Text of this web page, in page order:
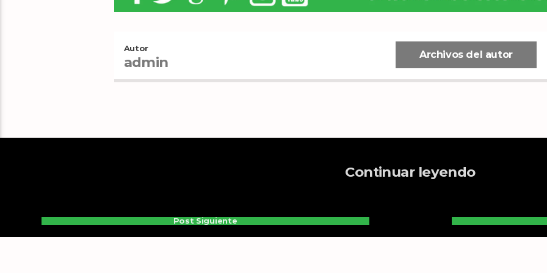
Autor
admin Archivos del autor
Continuar leyendo
Post Siguiente